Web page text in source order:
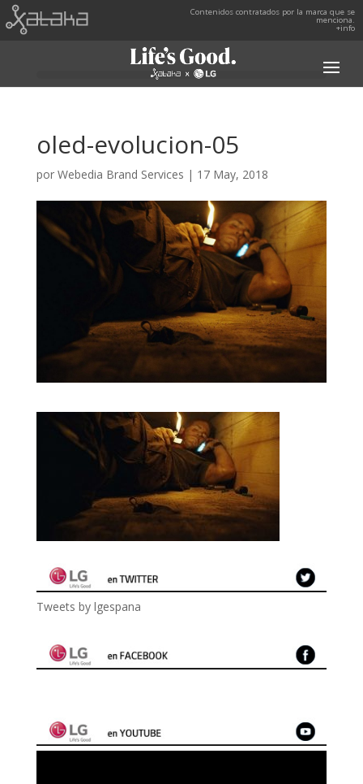
Contenidos contratados por la marca que se
menciona.
+info
oled-evolucion-05
por Webedia Brand Services | 17 May, 2018
Tweets by lgespana